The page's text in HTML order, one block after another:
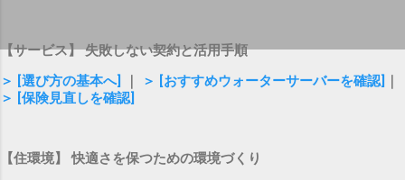
【サービス】 失敗しない契約と活用手順
＞ [選び方の基本へ]
＞ [おすすめウォーターサーバーを確認]
＞ [保険見直しを確認]
【住環境】 快適さを保つための環境づくり